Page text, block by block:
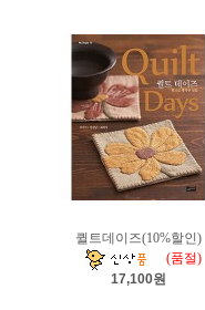
퀼트데이즈(10%할인)
(품절)
17,100원